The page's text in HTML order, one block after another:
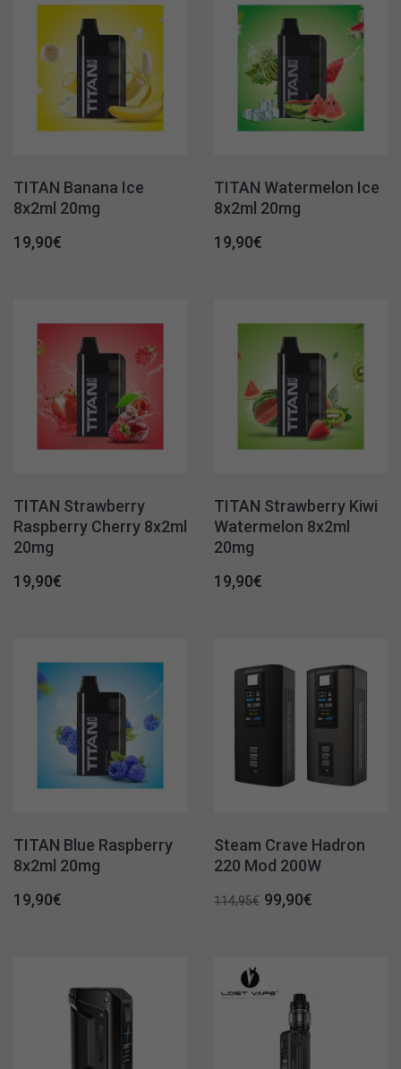
TITAN Banana Ice
8x2ml 20mg
19,90€
TITAN Watermelon Ice
8x2ml 20mg
19,90€
TITAN Strawberry
Raspberry Cherry 8x2ml
20mg
19,90€
TITAN Strawberry Kiwi
Watermelon 8x2ml
20mg
19,90€
TITAN Blue Raspberry
8x2ml 20mg
19,90€
Steam Crave Hadron
220 Mod 200W
114,95€ Original
99,90€